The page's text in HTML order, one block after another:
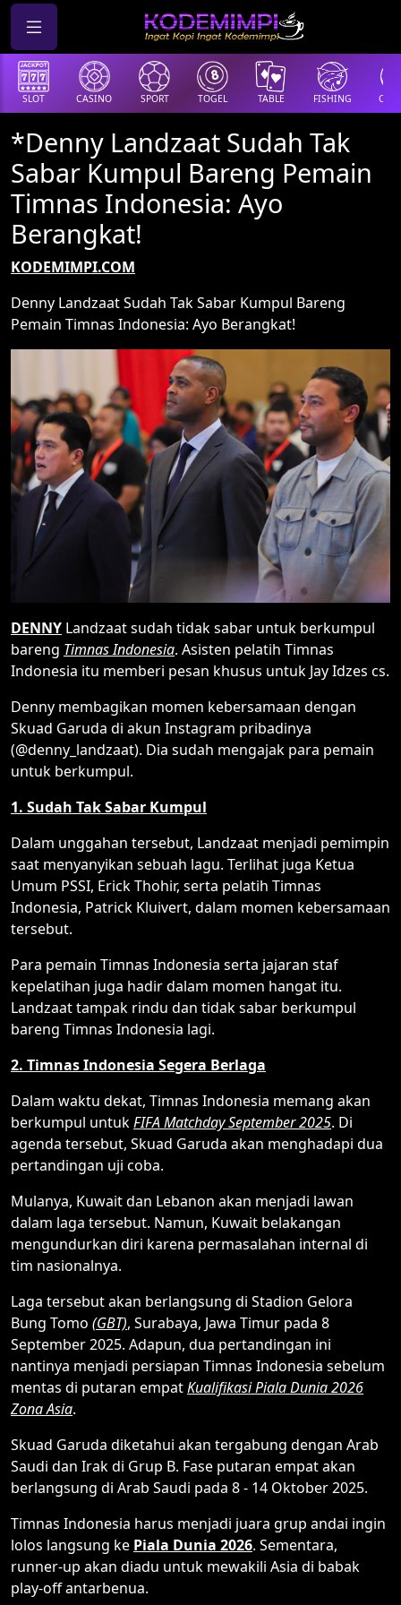
SLOT CASINO SPORT TOGEL TABLE FISHING
*Denny Landzaat Sudah Tak
Sabar Kumpul Bareng Pemain
Timnas Indonesia: Ayo
Berangkat!
KODEMIMPI.COM
Denny Landzaat Sudah Tak Sabar Kumpul Bareng
Pemain Timnas Indonesia: Ayo Berangkat!
DENNY Landzaat sudah tidak sabar untuk berkumpul
bareng Timnas Indonesia. Asisten pelatih Timnas
Indonesia itu memberi pesan khusus untuk Jay Idzes cs.
Denny membagikan momen kebersamaan dengan
Skuad Garuda di akun Instagram pribadinya
(@denny_landzaat). Dia sudah mengajak para pemain
untuk berkumpul.
1. Sudah Tak Sabar Kumpul
Dalam unggahan tersebut, Landzaat menjadi pemimpin
saat menyanyikan sebuah lagu. Terlihat juga Ketua
Umum PSSI, Erick Thohir, serta pelatih Timnas
Indonesia, Patrick Kluivert, dalam momen kebersamaan
tersebut.
Para pemain Timnas Indonesia serta jajaran staf
kepelatihan juga hadir dalam momen hangat itu.
Landzaat tampak rindu dan tidak sabar berkumpul
bareng Timnas Indonesia lagi.
2. Timnas Indonesia Segera Berlaga
Dalam waktu dekat, Timnas Indonesia memang akan
berkumpul untukFIFA Matchday September 2025. Di
agenda tersebut, Skuad Garuda akan menghadapi dua
pertandingan uji coba.
Mulanya, Kuwait dan Lebanon akan menjadi lawan
dalam laga tersebut. Namun, Kuwait belakangan
mengundurkan diri karena permasalahan internal di
tim nasionalnya.
Laga tersebut akan berlangsung di Stadion Gelora
Bung Tomo (GBT), Surabaya, Jawa Timur pada 8
September 2025. Adapun, dua pertandingan ini
nantinya menjadi persiapan Timnas Indonesia sebelum
mentas di putaran empatKualifikasi Piala Dunia 2026
Zona Asia.
Skuad Garuda diketahui akan tergabung dengan Arab
Saudi dan Irak di Grup B. Fase putaran empat akan
berlangsung di Arab Saudi pada 8 - 14 Oktober 2025.
Timnas Indonesia harus menjadi juara grup andai ingin
lolos langsung ke Piala Dunia 2026. Sementara,
runner-up akan diadu untuk mewakili Asia di babak
play-off antarbenua.